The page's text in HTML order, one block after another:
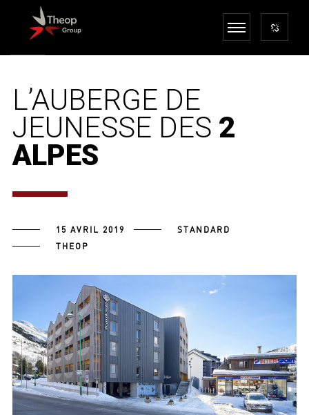
L’AUBERGE DE
JEUNESSE DES 2
ALPES
15 AVRIL 2019
STANDARD
THEOP